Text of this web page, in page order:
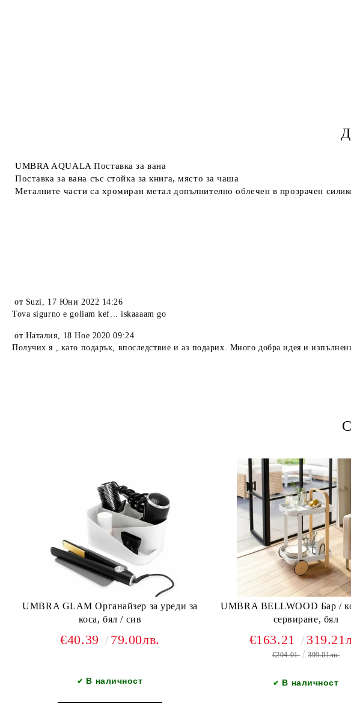
UMBRA AQUALA Поставка за вана
Поставка за вана със стойка за книга, място за чаша
Металните части са хромиран метал допълнително облечен в прозрачен
от Suzi, 17 Юни 2022 14:26
Tova sigurno e goliam kef... iskaaaam go
от Наталия, 18 Ное 2020 09:24
Получих я , като подарък, впоследствие и аз подарих. Много добра идея и
UMBRA GLAM Органайзер за уреди за
коса, бял / сив
€40.39 79.00лв.
✔ В наличност
UMBRA BELLWOOD Бар / количка за
сервиране, бял
€163.21
€204.01 399.01лв.
✔ В наличност